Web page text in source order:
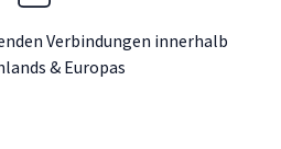
Verbindungen innerhalb
& Europas